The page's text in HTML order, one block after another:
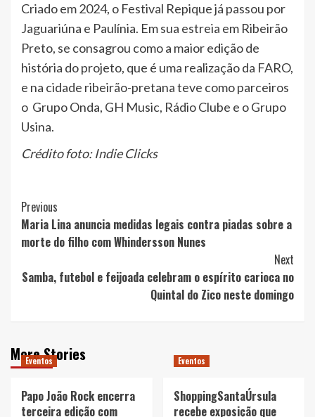
Criado em 2024, o Festival Repique já passou por
Jaguariúna e Paulínia. Em sua estreia em Ribeirão
Preto, se consagrou como a maior edição de
história do projeto, que é uma realização da FARO,
e na cidade ribeirão-pretana teve como parceiros
o Grupo Onda, GH Music, Rádio Clube e o Grupo
Usina.
Crédito foto: Indie Clicks
Post
Navigation
Previous
Maria Lina anuncia medidas legais contra piadas sobre a
morte do filho com Whindersson Nunes
Next
Samba, futebol e feijoada celebram o espírito carioca no
Quintal do Zico neste domingo
More Stories
Eventos
Papo João Rock encerra
terceira edição com
Eventos
ShoppingSantaÚrsula
recebe exposição que